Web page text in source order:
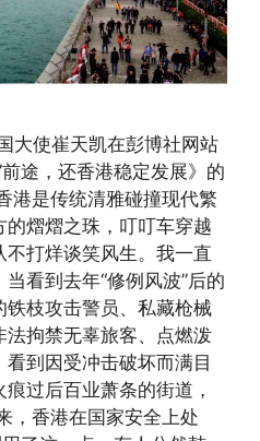
大使崔天凯在彭博社网站
途，还香港稳定发展》的
港是传统清雅碰撞现代繁
熠熠之珠，叮叮车穿越
打烊谈笑风生。我一直
看到去年“修例风波”后的
枝攻击警员、私藏枪械
拘禁无辜旅客、点燃泼
到因受冲击破坏而满目
过后百业萧条的街道，
，香港在国家安全上处